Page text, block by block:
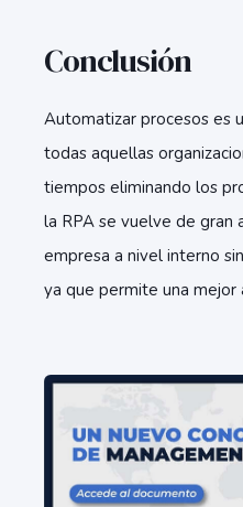
Conclusión
Automatizar procesos es
todas aquellas
tiempos eliminando los
la RPA se vuelve de gran
empresa a nivel interno
ya que permite una mejor